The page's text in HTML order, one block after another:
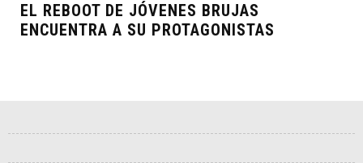
EL REBOOT DE JÓVENES BRUJAS
ENCUENTRA A SU PROTAGONISTAS